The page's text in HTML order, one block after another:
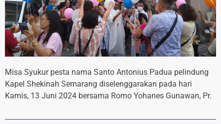
Misa Syukur pesta nama Santo Antonius Padua pelindung
Kapel Shekinah Semarang diselenggarakan pada hari
Kamis, 13 Juni 2024 bersama Romo Yohanes Gunawan, Pr.